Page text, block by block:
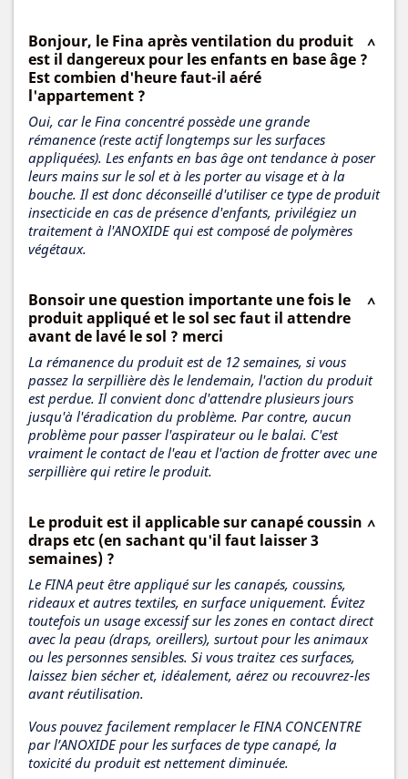
Bonjour, le Fina après ventilation du produit
est il dangereux pour les enfants en base âge ?
Est combien d'heure faut-il aéré
l'appartement ?
Oui, car le Fina concentré possède une grande
rémanence (reste actif longtemps sur les surfaces
appliquées). Les enfants en bas âge ont tendance à poser
leurs mains sur le sol et à les porter au visage et à la
bouche. Il est donc déconseillé d'utiliser ce type de produit
insecticide en cas de présence d'enfants, privilégiez un
traitement à l'ANOXIDE qui est composé de polymères
végétaux.
Bonsoir une question importante une fois le
produit appliqué et le sol sec faut il attendre
avant de lavé le sol ? merci
La rémanence du produit est de 12 semaines, si vous
passez la serpillière dès le lendemain, l'action du produit
est perdue. Il convient donc d'attendre plusieurs jours
jusqu'à l'éradication du problème. Par contre, aucun
problème pour passer l'aspirateur ou le balai. C'est
vraiment le contact de l'eau et l'action de frotter avec une
serpillière qui retire le produit.
Le produit est il applicable sur canapé coussin
draps etc (en sachant qu'il faut laisser 3
semaines) ?
Le FINA peut être appliqué sur les canapés, coussins,
rideaux et autres textiles, en surface uniquement. Évitez
toutefois un usage excessif sur les zones en contact direct
avec la peau (draps, oreillers), surtout pour les animaux
ou les personnes sensibles. Si vous traitez ces surfaces,
laissez bien sécher et, idéalement, aérez ou recouvrez-les
avant réutilisation.
Vous pouvez facilement remplacer le FINA CONCENTRE
par l’ANOXIDE pour les surfaces de type canapé, la
toxicité du produit est nettement diminuée.